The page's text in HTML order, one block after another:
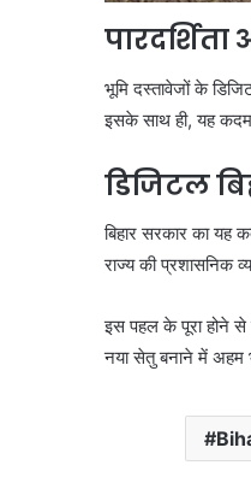
भूमि दस्तावेजों के
इसके साथ ही, यह कदम
डिजिटल
बिहार सरकार का यह
राज्य की प्रशासनिक
इस पहल के पूरा होने से
नया सेतु बनाने में अहम